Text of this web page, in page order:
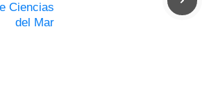
Ciencias
del Mar